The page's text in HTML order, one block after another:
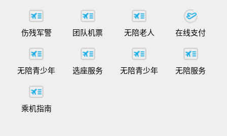
伤残军警 团队机票 无陪老人 在线支付
无陪青少年 选座服务 无陪青少年 无陪服务
乘机指南